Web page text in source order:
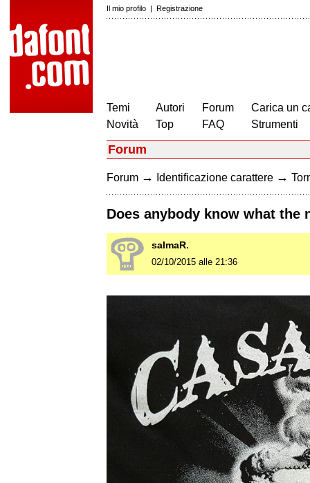
Il mio profilo | Registrazione
Temi
Novità
Autori
Top
Forum
FAQ
Carica un
Strumenti
Forum
Forum → Identificazione carattere →
Does anybody know what the
salmaR.
02/10/2015 alle 21:36